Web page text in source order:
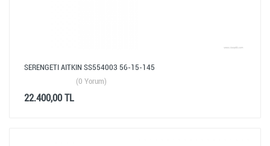
SERENGETI AITKIN SS554003 56-15-145
(0 Yorum)
22.400,00 TL